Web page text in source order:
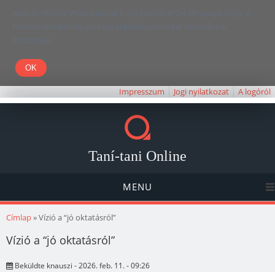
Kedves Olvasó! Weboldalunk böngészésével Ön elfogadja, hogy a
felhasználói élmény javítása céljából cookie-kat használunk.
Köszönjük!
Impresszum Jogi nyilatkozat A logóról
Taní-tani Online
MENU
Jelenlegi hely
Címlap» Vízió a “jó oktatásról”
Vízió a “jó oktatásról”
Beküldte knauszi - 2026. feb. 11. - 09:26